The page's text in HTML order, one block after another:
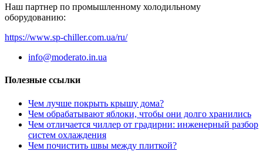
Наш партнер по промышленному холодильному
оборудованию:
https://www.sp-chiller.com.ua/ru/
info@moderato.in.ua
Полезные ссылки
Чем лучше покрыть крышу дома?
Чем обрабатывают яблоки, чтобы они долго хранились
Чем отличается чиллер от градирни: инженерный разбор
систем охлаждения
Чем почистить швы между плиткой?